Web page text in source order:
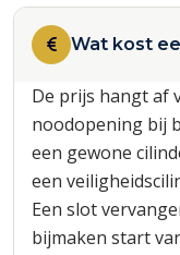
Wat kost
De prijs hangt af
noodopening bij
een gewone
een
Een slot
bijmaken start